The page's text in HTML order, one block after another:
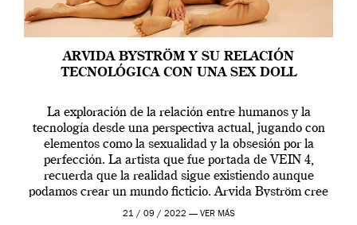
ARVIDA BYSTRÖM Y SU RELACIÓN
TECNOLÓGICA CON UNA SEX DOLL
La exploración de la relación entre humanos y la
tecnología desde una perspectiva actual, jugando con
elementos como la sexualidad y la obsesión por la
perfección. La artista que fue portada de VEIN 4,
recuerda que la realidad sigue existiendo aunque
podamos crear un mundo ficticio. Arvida Byström cree
que los humanos tienen un complejo […]
21 / 09 / 2022 — VER MÁS